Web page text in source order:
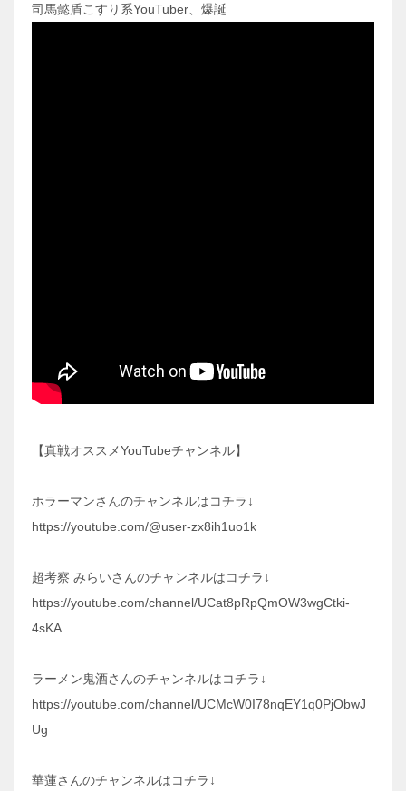
司馬懿盾こすり系YouTuber、爆誕
【真戦オススメYouTubeチャンネル】
ホラーマンさんのチャンネルはコチラ↓
https://youtube.com/@user-zx8ih1uo1k
超考察 みらいさんのチャンネルはコチラ↓
https://youtube.com/channel/UCat8pRpQmOW3wgCtki-
4sKA
ラーメン鬼酒さんのチャンネルはコチラ↓
https://youtube.com/channel/UCMcW0I78nqEY1q0PjObwJ
Ug
華蓮さんのチャンネルはコチラ↓